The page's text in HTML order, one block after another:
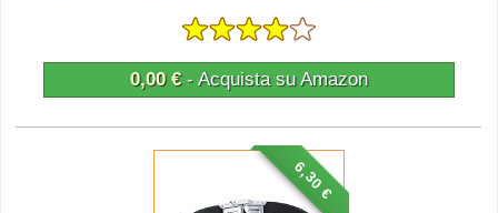
0,00 €- Acquista su Amazon
6,30 €